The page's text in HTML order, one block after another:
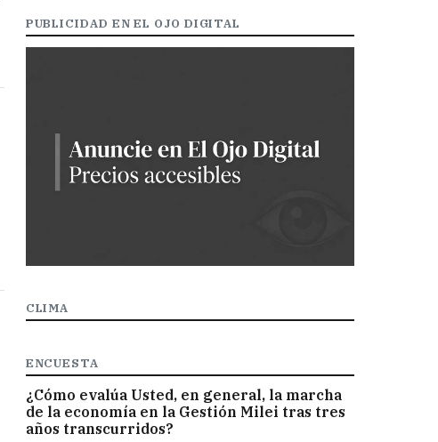
PUBLICIDAD EN EL OJO DIGITAL
CLIMA
ENCUESTA
¿Cómo evalúa Usted, en general, la marcha
de la economía en la Gestión Milei tras tres
años transcurridos?